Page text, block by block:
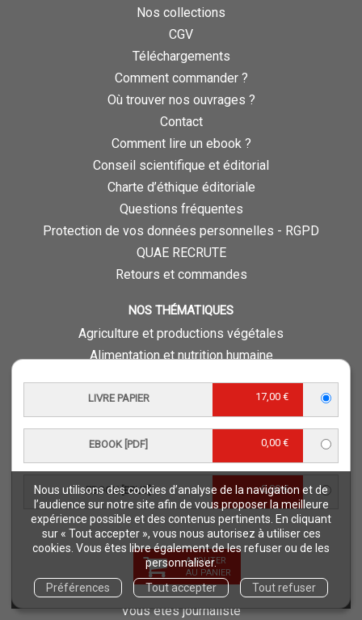
Nous utilisons des cookies d’analyse de la navigation et de
l’audience sur notre site afin de vous proposer la meilleure
expérience possible et des contenus pertinents. En cliquant
sur « Tout accepter », vous nous autorisez à utiliser ces
cookies. Vous êtes libre également de les refuser ou de les
personnaliser.
Préférences
Tout accepter Tout refuser
LIVRE PAPIER 17,00 €
EBOOK [PDF] 0,00 €
EBOOK [EPUB] 0,00 €
AJOUTER
AU PANIER
Nos collections
CGV
Téléchargements
Comment commander ?
Où trouver nos ouvrages ?
Contact
Comment lire un ebook ?
Conseil scientifique et éditorial
Charte d’éthique éditoriale
Questions fréquentes
Protection de vos données personnelles - RGPD
QUAE RECRUTE
Retours et commandes
NOS THÉMATIQUES
Agriculture et productions végétales
Alimentation et nutrition humaine
Forêt et sylviculture
Milieux naturels et environnement
Pays du Sud
Pêche - Ressources aquatiques et aquacoles
Sciences de la vie et de la terre
Science pour tous
Sciences sociales, politiques, économiques
ESPACE PRO
Vous êtes auteur
Vous êtes journaliste